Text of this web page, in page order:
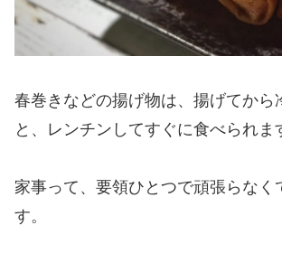
春巻きなどの揚げ物は、揚げてから
と、レンチンしてすぐに食べられま
家事って、要領ひとつで頑張らなく
す。